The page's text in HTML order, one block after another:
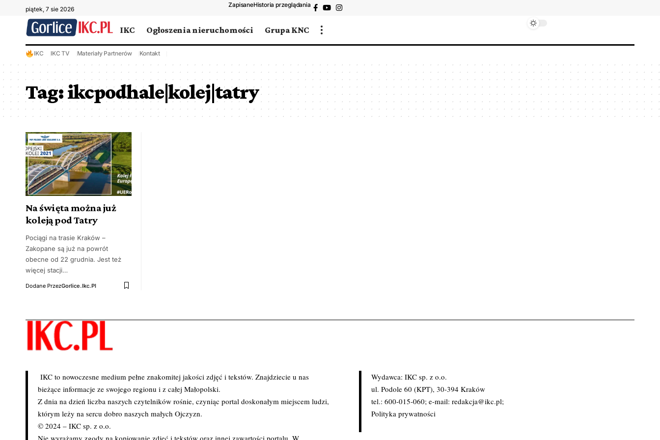
piątek, 7 sie 2026
ZapisaneHistoria przeglądania
IKC Ogłoszenia nieruchomości Grupa KNC
IKC IKC TV Materiały Partnerów Kontakt
Tag:ikcpodhale|kolej|tatry
Na święta można już
koleją pod Tatry
Pociągi na trasie Kraków –
Zakopane są już na powrót
obecne od 22 grudnia. Jest też
więcej stacji…
Dodane PrzezGorlice.ikc.pl
IKC to nowoczesne medium pełne znakomitej jakości zdjęć i tekstów. Znajdziecie u nas
bieżące informacje ze swojego regionu i z całej Małopolski.
Z dnia na dzień liczba naszych czytelników rośnie, czyniąc portal doskonałym miejscem ludzi,
którym leży na sercu dobro naszych małych Ojczyzn.
© 2024 – IKC sp. z o.o.
Nie wyrażamy zgody na kopiowanie zdjęć i tekstów oraz innej zawartości portalu. W
Wydawca: IKC sp. z o.o.
ul. Podole 60 (KPT), 30-394 Kraków
tel.: 600-015-060; e-mail:redakcja@ikc.pl;
Polityka prywatności